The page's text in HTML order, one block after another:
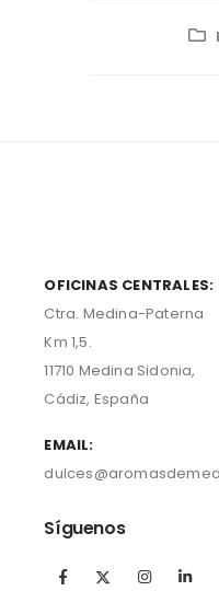
OFICINAS CENTRALES:
Ctra. Medina-Paterna
Km 1,5.
11710 Medina Sidonia,
Cádiz, España
EMAIL:
Síguenos